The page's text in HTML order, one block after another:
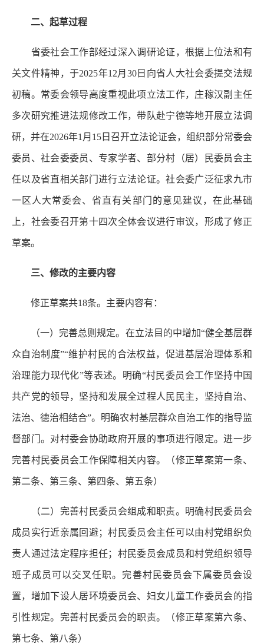
二、起草过程
省委社会工作部经过深入调研论证，根据上位法和有
关文件精神，于2025年12月30日向省人大社会委提交法规
初稿。常委会领导高度重视此项立法工作，庄稼汉副主任
多次研究推进法规修改工作，带队赴宁德等地开展立法调
研，并在2026年1月15日召开立法论证会，组织部分常委会
委员、社会委委员、专家学者、部分村（居）民委员会主
任以及省直相关部门进行立法论证。社会委广泛征求九市
一区人大常委会、省直有关部门的意见建议，在此基础
上，社会委召开第十四次全体会议进行审议，形成了修正
草案。
三、修改的主要内容
修正草案共18条。主要内容有：
（一）完善总则规定。 在立法目的中增加“健全基层群
众自治制度”“维护村民的合法权益，促进基层治理体系和
治理能力现代化”等表述。明确“村民委员会工作坚持中国
共产党的领导，坚持和发展全过程人民民主，坚持自治、
法治、德治相结合”。明确农村基层群众自治工作的指导监
督部门。对村委会协助政府开展的事项进行限定。进一步
完善村民委员会工作保障相关内容。（修正草案第一条、
第二条、第三条、第四条、第五条）
（二）完善村民委员会组成和职责。 明确村民委员会
成员实行近亲属回避；村民委员会主任可以由村党组织负
责人通过法定程序担任；村民委员会成员和村党组织领导
班子成员可以交叉任职。完善村民委员会下属委员会设
置，增加下设人居环境委员会、妇女儿童工作委员会的指
引性规定。完善村民委员会的职责。（修正草案第六条、
第七条、第八条）